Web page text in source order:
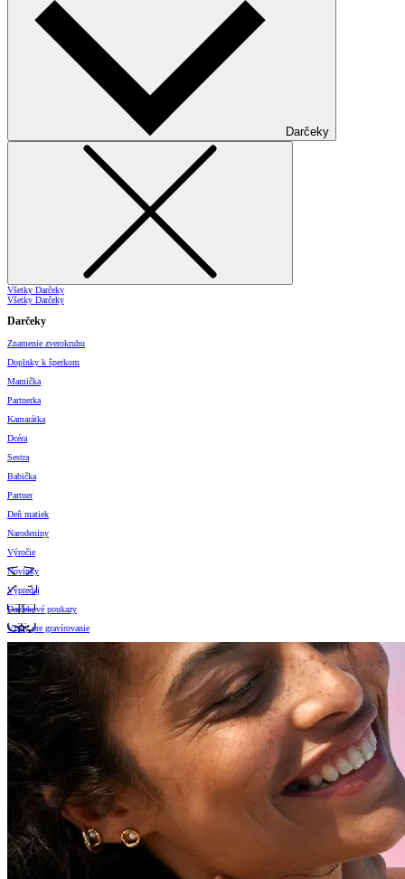
Darčeky
Všetky Darčeky
Všetky Darčeky
Darčeky
Znamenie zverokruhu
Doplnky k šperkom
Mamička
Partnerka
Kamarátka
Dcéra
Sestra
Babička
Partner
Deň matiek
Narodeniny
Výročie
Novinky
Výpredaj
Darčekové poukazy
Vzory pre gravírovanie